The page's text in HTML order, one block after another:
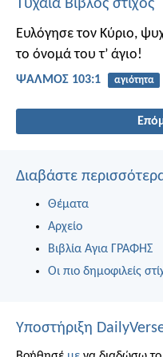
Τυχαία Βίβλος στίχος
Ευλόγησε τον Κύριο,
το όνομά του τ’ άγιο!
ΨΑΛΜΌΣ 103:1 αγιότητα
Διαβάστε
Θέματα
Αρχείο
Βιβλία Αγια ΓΡΑΦΗΣ
Οι πιο δημοφιλείς
Υποστήριξη